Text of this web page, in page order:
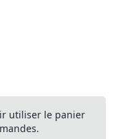
utiliser le panier